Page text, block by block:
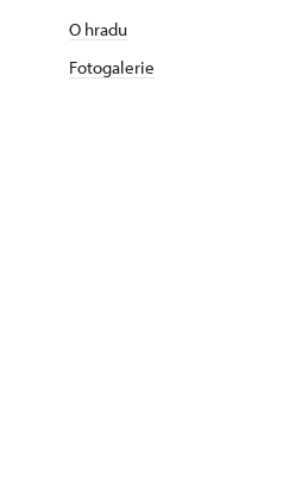
O hradu
Fotogalerie